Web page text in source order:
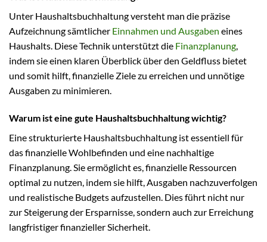
Unter Haushaltsbuchhaltung versteht man die präzise
Aufzeichnung sämtlicher Einnahmen und Ausgaben eines
Haushalts. Diese Technik unterstützt die Finanzplanung,
indem sie einen klaren Überblick über den Geldfluss bietet
und somit hilft, finanzielle Ziele zu erreichen und unnötige
Ausgaben zu minimieren.
Warum ist eine gute Haushaltsbuchhaltung wichtig?
Eine strukturierte Haushaltsbuchhaltung ist essentiell für
das finanzielle Wohlbefinden und eine nachhaltige
Finanzplanung. Sie ermöglicht es, finanzielle Ressourcen
optimal zu nutzen, indem sie hilft, Ausgaben nachzuverfolgen
und realistische Budgets aufzustellen. Dies führt nicht nur
zur Steigerung der Ersparnisse, sondern auch zur Erreichung
langfristiger finanzieller Sicherheit.